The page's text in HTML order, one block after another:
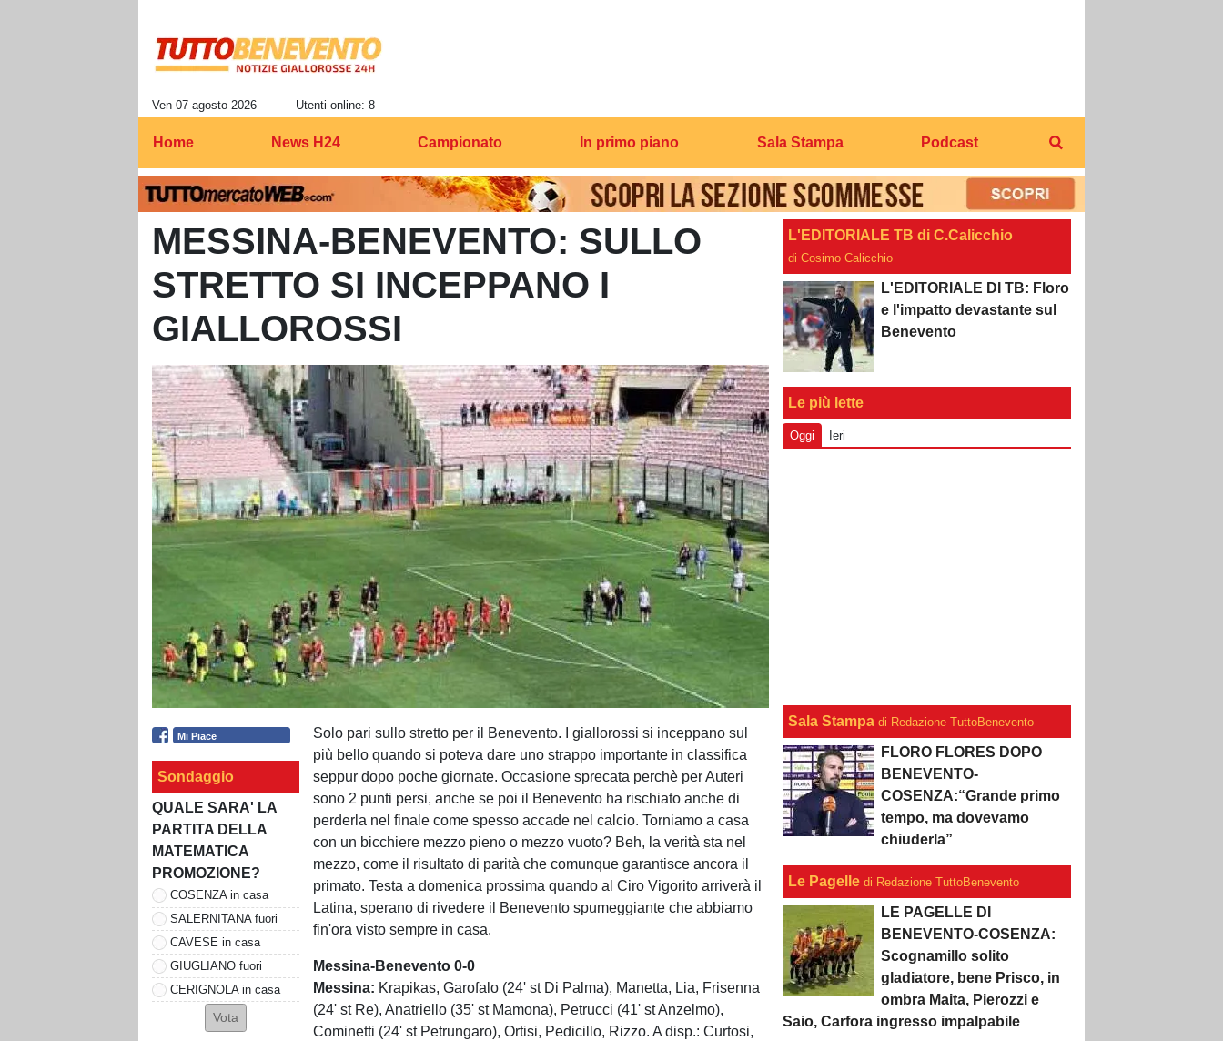
Ven 07 agosto 2026 Utenti online: 8
Home News H24 Campionato In primo piano Sala Stampa Podcast
MESSINA-BENEVENTO: SULLO
STRETTO SI INCEPPANO I
GIALLOROSSI
Mi Piace
Sondaggio
QUALE SARA' LA
PARTITA DELLA
MATEMATICA
PROMOZIONE?
COSENZA in casa
SALERNITANA fuori
CAVESE in casa
GIUGLIANO fuori
CERIGNOLA in casa
Solo pari sullo stretto per il Benevento. I giallorossi si inceppano sul
più bello quando si poteva dare uno strappo importante in classifica
seppur dopo poche giornate. Occasione sprecata perchè per Auteri
sono 2 punti persi, anche se poi il Benevento ha rischiato anche di
perderla nel finale come spesso accade nel calcio. Torniamo a casa
con un bicchiere mezzo pieno o mezzo vuoto? Beh, la verità sta nel
mezzo, come il risultato di parità che comunque garantisce ancora il
primato. Testa a domenica prossima quando al Ciro Vigorito arriverà il
Latina, sperano di rivedere il Benevento spumeggiante che abbiamo
fin'ora visto sempre in casa.
Messina-Benevento 0-0
Messina: Krapikas, Garofalo (24' st Di Palma), Manetta, Lia, Frisenna
(24' st Re), Anatriello (35' st Mamona), Petrucci (41' st Anzelmo),
Cominetti (24' st Petrungaro), Ortisi, Pedicillo, Rizzo. A disp.: Curtosi,
L'EDITORIALE TB di C.Calicchio
di Cosimo Calicchio
L'EDITORIALE DI TB: Floro
e l'impatto devastante sul
Benevento
Le più lette
Oggi Ieri
Sala Stampa di Redazione TuttoBenevento
FLORO FLORES DOPO
BENEVENTO-
COSENZA:“Grande primo
tempo, ma dovevamo
chiuderla”
Le Pagelle di Redazione TuttoBenevento
LE PAGELLE DI
BENEVENTO-COSENZA:
Scognamillo solito
gladiatore, bene Prisco, in
ombra Maita, Pierozzi e
Saio, Carfora ingresso impalpabile